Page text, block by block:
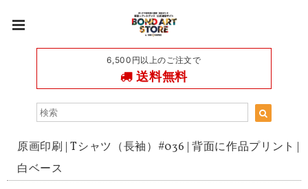
6,500円以上のご注文で
送料無料
原画印刷 | Tシャツ（長袖）#036 | 背面に作品プリント |
白ベース